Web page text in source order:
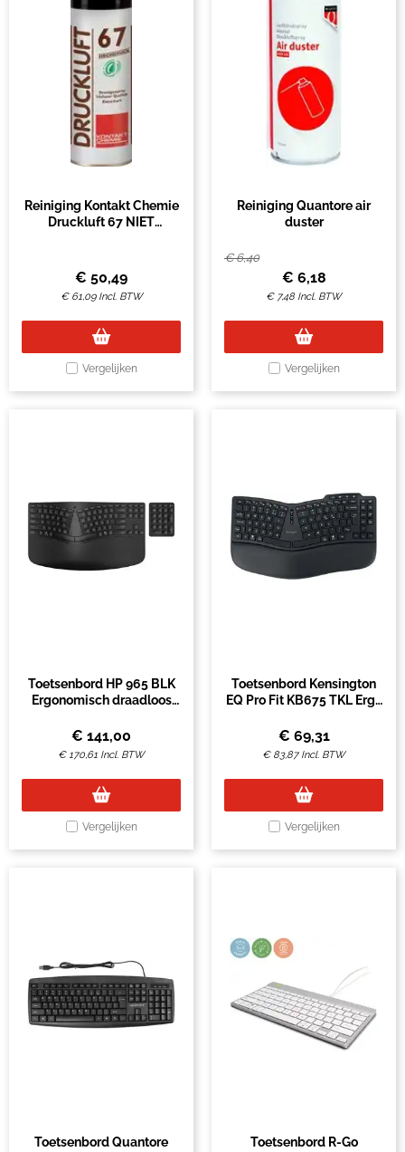
Reiniging Kontakt Chemie
Druckluft 67 NIET
€ 50,49
€ 61,09 Incl. BTW
Vergelijken
Reiniging Quantore air
duster
€6,40
€ 6,18
€ 7,48 Incl. BTW
Vergelijken
Toetsenbord HP 965 BLK
Ergonomisch draadloos
€ 141,00
€170,61 Incl. BTW
Vergelijken
Toetsenbord Kensington
EQ Pro Fit KB675 TKL Ergo
€ 69,31
€ 83,87 Incl. BTW
Vergelijken
Toetsenbord Quantore
Toetsenbord R-Go